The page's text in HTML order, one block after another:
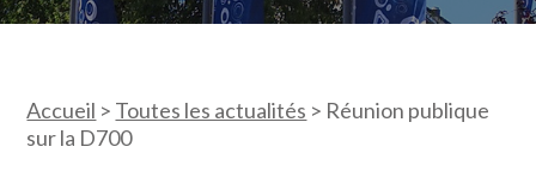
Accueil > Toutes les actualités > Réunion publique
sur la D700